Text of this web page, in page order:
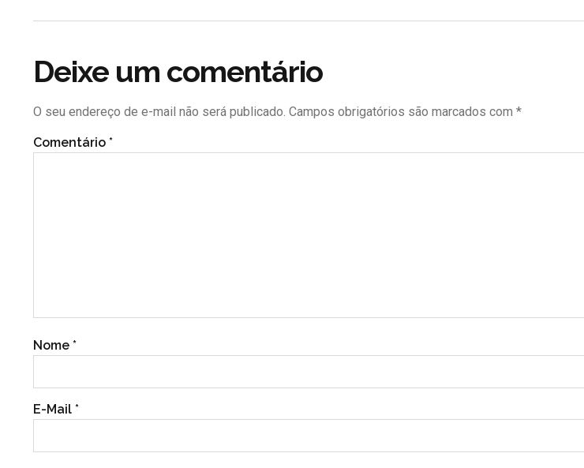
Deixe um comentário
O seu endereço de e-mail não será publicado. Campos obrigatórios são marcados com *
Comentário *
Nome *
E-Mail *